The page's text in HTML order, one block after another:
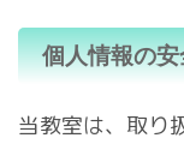
個人情報の
当教室は、取り